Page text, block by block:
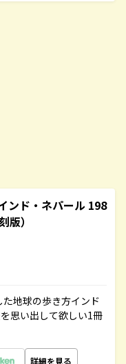
ンド・ネパール 198
版）
地球の歩き方インド
思い出して欲しい1冊
詳細を見る